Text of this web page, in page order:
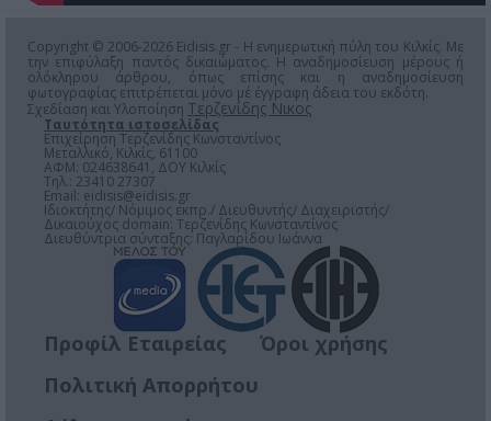
Copyright © 2006-2026 Eidisis.gr - Η ενημερωτική πύλη του Κιλκίς. Με
την επιφύλαξη παντός δικαιώματος. Η αναδημοσίευση μέρους ή
ολόκληρου άρθρου, όπως επίσης και η αναδημοσίευση
φωτογραφίας επιτρέπεται μόνο μέ έγγραφη άδεια του εκδότη.
Σχεδίαση και Υλοποίηση Τερζενίδης Νικος
Ταυτότητα ιστοσελίδας
Επιχείρηση Τερζενίδης Κωνσταντίνος
Μεταλλικό, Κιλκίς, 61100
ΑΦΜ: 024638641, ΔΟΥ Κιλκίς
Τηλ.: 23410 27307
Email: eidisis@eidisis.gr
Ιδιοκτήτης/ Νόμιμος εκπρ./ Διευθυντής/ Διαχειριστής/
Δικαιούχος domain: Τερζενίδης Κωνσταντίνος
Διευθύντρια σύνταξης: Παγλαρίδου Ιωάννα
Προφίλ Εταιρείας
Όροι χρήσης
Πολιτική Απορρήτου